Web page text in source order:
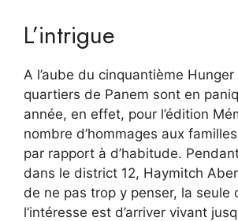
L’intrigue
A l’aube du cinquantième
quartiers de Panem sont en
année, en effet, pour l’édition
nombre d’hommages aux
par rapport à d’habitude.
dans le district 12, Haymitch
de ne pas trop y penser, la seule
l’intéresse est d’arriver vivant